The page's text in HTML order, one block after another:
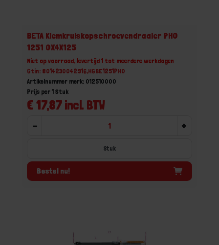
BETA Klemkruiskopschroevendraaier PH0
1251 0X4X125
Niet op voorraad, levertijd 1 tot meerdere werkdagen
Gtin: 8014230042916,HGBE1251PH0
Artikelnummer merk: 012510000
€ 17,87 incl. BTW
Prijs per 1 Stuk
- +
Stuk
Bestel nu!